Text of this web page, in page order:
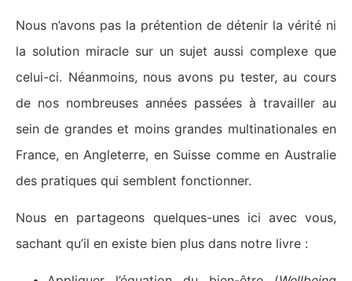
Nous n’avons pas la prétention de détenir la vérité ni
la solution miracle sur un sujet aussi complexe que
celui-ci. Néanmoins, nous avons pu tester, au cours
de nos nombreuses années passées à travailler au
sein de grandes et moins grandes multinationales en
France, en Angleterre, en Suisse comme en Australie
des pratiques qui semblent fonctionner.
Nous en partageons quelques-unes ici avec vous,
sachant qu’il en existe bien plus dans notre livre :